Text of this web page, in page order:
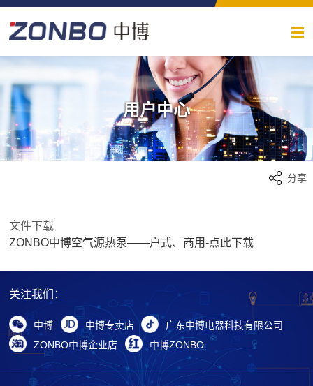
用户中心
分享
文件下载
ZONBO中博空气源热泵——户式、商用-点此下载
关注我们：
中博 中博专卖店
广东中博电器科技有限公司
ZONBO中博企业店
中博ZONBO